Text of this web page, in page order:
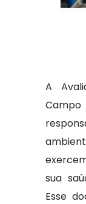
A
sua
Esse